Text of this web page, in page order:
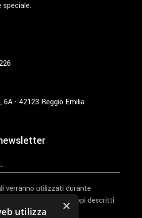
speciale.
6A - 42123 Reggio Emilia
verranno utilizzati durante
richiesta e per altri scopi descritti
policy ×
utilizza